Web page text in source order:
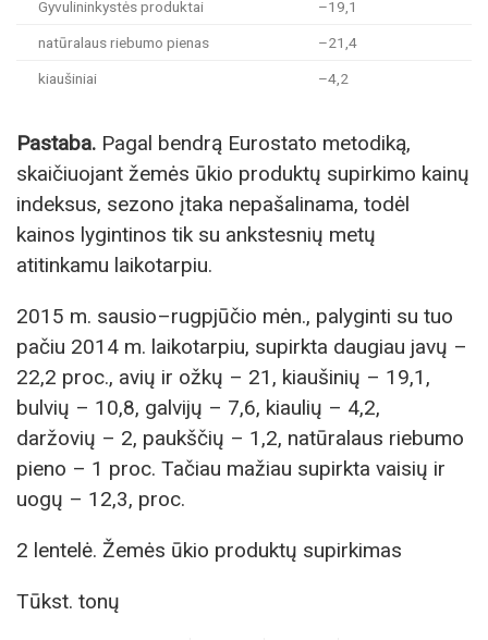
Gyvulininkystės produktai –19,1
natūralaus riebumo pienas –21,4
kiaušiniai –4,2
Pastaba. Pagal bendrą Eurostato metodiką,
skaičiuojant žemės ūkio produktų supirkimo kainų
indeksus, sezono įtaka nepašalinama, todėl
kainos lygintinos tik su ankstesnių metų
atitinkamu laikotarpiu.
2015 m. sausio–rugpjūčio mėn., palyginti su tuo
pačiu 2014 m. laikotarpiu, supirkta daugiau javų –
22,2 proc., avių ir ožkų – 21, kiaušinių – 19,1,
bulvių – 10,8, galvijų – 7,6, kiaulių – 4,2,
daržovių – 2, paukščių – 1,2, natūralaus riebumo
pieno – 1 proc. Tačiau mažiau supirkta vaisių ir
uogų – 12,3, proc.
2 lentelė. Žemės ūkio produktų supirkimas
Tūkst. tonų